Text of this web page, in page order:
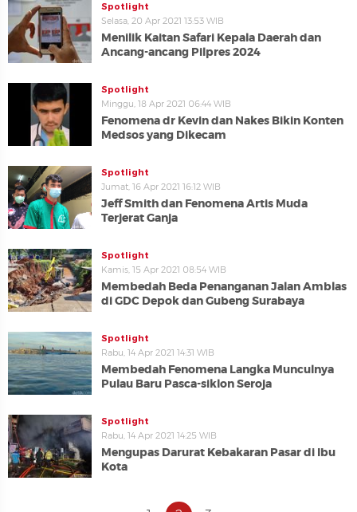
Spotlight
Selasa, 20 Apr 2021 13:53 WIB
Menilik Kaitan Safari Kepala Daerah dan
Ancang-ancang Pilpres 2024
Spotlight
Minggu, 18 Apr 2021 06:44 WIB
Fenomena dr Kevin dan Nakes Bikin Konten
Medsos yang Dikecam
Spotlight
Jumat, 16 Apr 2021 16:12 WIB
Jeff Smith dan Fenomena Artis Muda
Terjerat Ganja
Spotlight
Kamis, 15 Apr 2021 08:54 WIB
Membedah Beda Penanganan Jalan Amblas
di GDC Depok dan Gubeng Surabaya
Spotlight
Rabu, 14 Apr 2021 14:31 WIB
Membedah Fenomena Langka Munculnya
Pulau Baru Pasca-siklon Seroja
Spotlight
Rabu, 14 Apr 2021 14:25 WIB
Mengupas Darurat Kebakaran Pasar di Ibu
Kota